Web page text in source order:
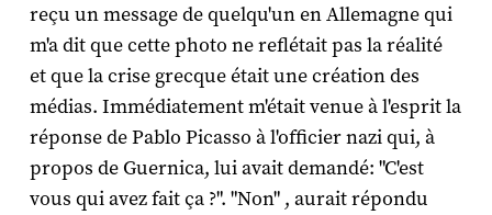
reçu un message de quelqu'un en Allemagne qui
m'a dit que cette photo ne reflétait pas la réalité
et que la crise grecque était une création des
médias. Immédiatement m'était venue à l'esprit la
réponse de Pablo Picasso à l'officier nazi qui, à
propos de Guernica, lui avait demandé: "C'est
vous qui avez fait ça ?". "Non" , aurait répondu